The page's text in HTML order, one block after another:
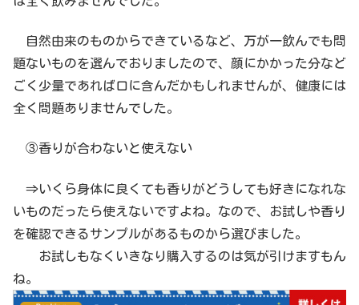
自然由来のものからできているなど、万が一飲んでも問
題ないものを選んでおりましたので、顔にかかった分など
ごく少量であれば口に含んだかもしれませんが、健康には
全く問題ありませんでした。
③香りが合わないと使えない
⇒いくら身体に良くても香りがどうしても好きになれな
いものだったら使えないですよね。なので、お試しや香り
を確認できるサンプルがあるものから選びました。
お試しもなくいきなり購入するのは気が引けますもん
ね。